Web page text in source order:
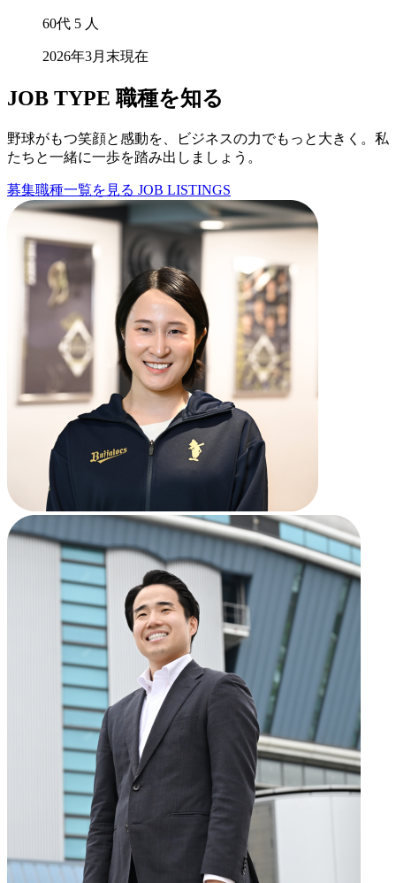
60代 5 人
2026年3月末現在
JOB TYPE 職種を知る
野球がもつ笑顔と感動を、ビジネスの力でもっと大きく。私
たちと一緒に一歩を踏み出しましょう。
募集職種一覧を見る JOB LISTINGS